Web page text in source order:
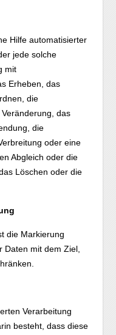
Hilfe automatisierter
jede solche
mit
Erheben, das
die
das
die
oder eine
Abgleich oder die
Löschen oder die
die Markierung
mit dem Ziel,
Verarbeitung
besteht, dass diese